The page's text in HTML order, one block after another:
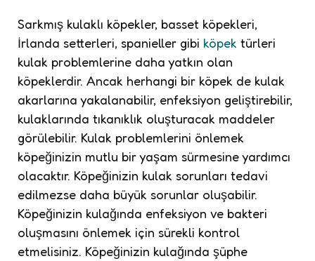
Sarkmış kulaklı köpekler, basset köpekleri,
İrlanda setterleri, spanieller gibi köpek türleri
kulak problemlerine daha yatkın olan
köpeklerdir. Ancak herhangi bir köpek de kulak
akarlarına yakalanabilir, enfeksiyon geliştirebilir,
kulaklarında tıkanıklık oluşturacak maddeler
görülebilir. Kulak problemlerini önlemek
köpeğinizin mutlu bir yaşam sürmesine yardımcı
olacaktır. Köpeğinizin kulak sorunları tedavi
edilmezse daha büyük sorunlar oluşabilir.
Köpeğinizin kulağında enfeksiyon ve bakteri
oluşmasını önlemek için sürekli kontrol
etmelisiniz. Köpeğinizin kulağında şüphe